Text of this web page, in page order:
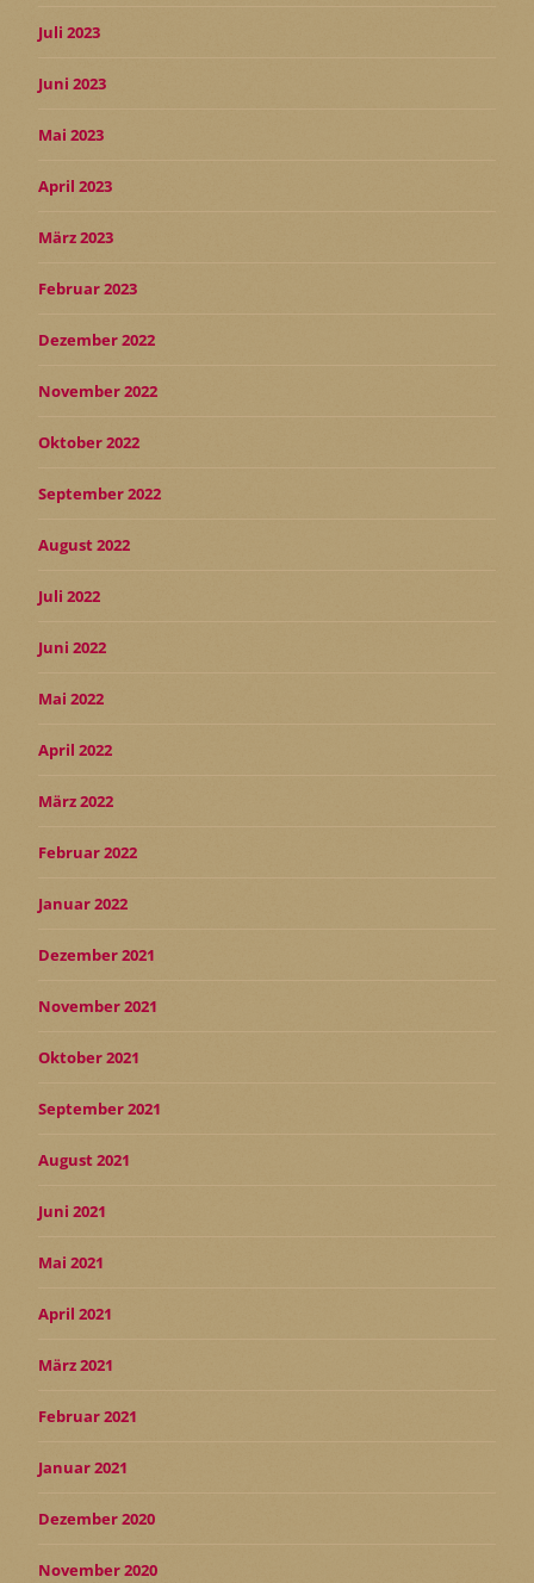
Juli 2023
Juni 2023
Mai 2023
April 2023
März 2023
Februar 2023
Dezember 2022
November 2022
Oktober 2022
September 2022
August 2022
Juli 2022
Juni 2022
Mai 2022
April 2022
März 2022
Februar 2022
Januar 2022
Dezember 2021
November 2021
Oktober 2021
September 2021
August 2021
Juni 2021
Mai 2021
April 2021
März 2021
Februar 2021
Januar 2021
Dezember 2020
November 2020